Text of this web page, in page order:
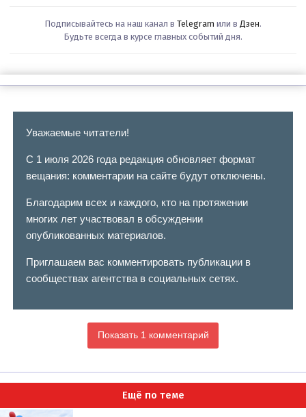
Подписывайтесь на наш канал в Telegram или в Дзен.
Будьте всегда в курсе главных событий дня.
Уважаемые читатели!
С 1 июля 2026 года редакция обновляет формат
вещания: комментарии на сайте будут отключены.
Благодарим всех и каждого, кто на протяжении
многих лет участвовал в обсуждении
опубликованных материалов.
Приглашаем вас комментировать публикации в
сообществах агентства в социальных сетях.
Показать 1 комментарий
Ещё по теме